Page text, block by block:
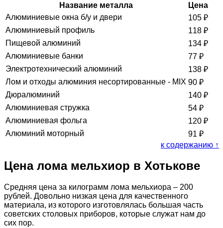
Название металла
Цена
Алюминиевые окна б/у и двери
105 ₽
Алюминиевый профиль
118 ₽
Пищевой алюминий
134 ₽
Алюминиевые банки
77 ₽
Электротехнический алюминий
138 ₽
Лом и отходы алюминия несортированные - MIX 90 ₽
Дюралюминий
140 ₽
Алюминиевая стружка
54 ₽
Алюминиевая фольга
120 ₽
Алюминий моторный
91 ₽
к содержанию ↑
Цена лома мельхиор в Хотькове
Средняя цена за килограмм лома мельхиора – 200
рублей. Довольно низкая цена для качественного
материала, из которого изготовлялась большая часть
советских столовых приборов, которые служат нам до
сих пор.